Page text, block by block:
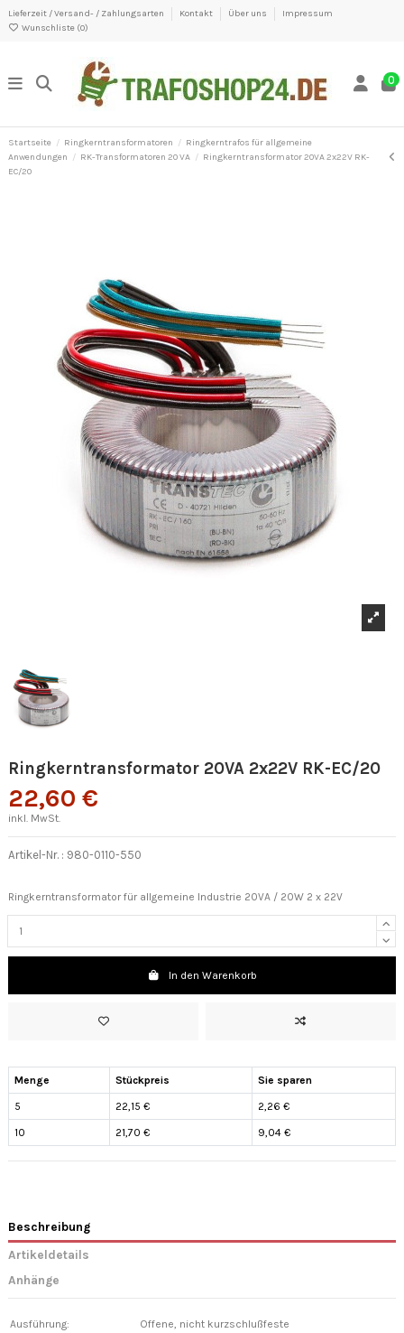
Lieferzeit / Versand- / Zahlungsarten Kontakt Über uns
Impressum
Wunschliste (0)
0
Startseite Ringkerntransformatoren
Ringkerntrafos für allgemeine
Anwendungen
RK-Transformatoren 20 VA
Ringkerntransformator 20VA 2x22V RK-
EC/20
Ringkerntransformator 20VA 2x22V RK-EC/20
22,60 €
inkl. MwSt.
Artikel-Nr. : 980-0110-550
Ringkerntransformator für allgemeine Industrie 20VA / 20W 2 x 22V
In den Warenkorb
Menge Stückpreis Sie sparen
5 22,15 € 2,26 €
10 21,70 € 9,04 €
Beschreibung
Artikeldetails
Anhänge
Ausführung:
Offene, nicht kurzschlußfeste